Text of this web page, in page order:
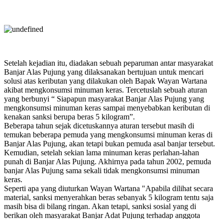
Setelah kejadian itu, diadakan sebuah peparuman antar masyarakat
Banjar Alas Pujung yang dilaksanakan bertujuan untuk mencari
solusi atas keributan yang dilakukan oleh Bapak Wayan Wartana
akibat mengkonsumsi minuman keras. Tercetuslah sebuah aturan
yang berbunyi “ Siapapun masyarakat Banjar Alas Pujung yang
mengkonsumsi minuman keras sampai menyebabkan keributan di
kenakan sanksi berupa beras 5 kilogram”.
Beberapa tahun sejak dicetuskannya aturan tersebut masih di
temukan beberapa pemuda yang mengkonsumsi minuman keras di
Banjar Alas Pujung, akan tetapi bukan pemuda asal banjar tersebut.
Kemudian, setelah sekian lama minuman keras perlahan-lahan
punah di Banjar Alas Pujung. Akhirnya pada tahun 2002, pemuda
banjar Alas Pujung sama sekali tidak mengkonsumsi minuman
keras.
Seperti apa yang diuturkan Wayan Wartana "Apabila dilihat secara
material, sanksi menyerahkan beras sebanyak 5 kilogram tentu saja
masih bisa di bilang ringan. Akan tetapi, sanksi sosial yang di
berikan oleh masyarakat Banjar Adat Pujung terhadap anggota